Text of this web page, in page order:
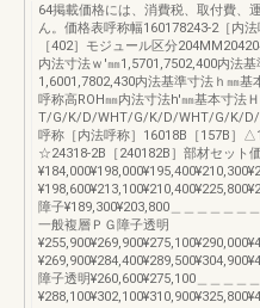
64掲載価格には、消費税、取付費、
ん。価格表呼称幅160178243-2［内法
［402］モジュール区分
内法寸法ｗ'㎜1,5701,7502,400内法基
1,6001,7802,430内法基準寸法ｈ㎜基
呼称高ROH㎜内法寸法h'㎜基本寸法
T/G/K/D/WHT/G/K/D/WHT/G/K/D/
呼称［内法呼称］16018B［157B］
☆24318-2B［240182B］部材セット
障子¥189,300¥203,800＿＿＿＿＿＿
一般複層ＰＧ障子透明
障子透明¥260,600¥275,100＿＿＿＿